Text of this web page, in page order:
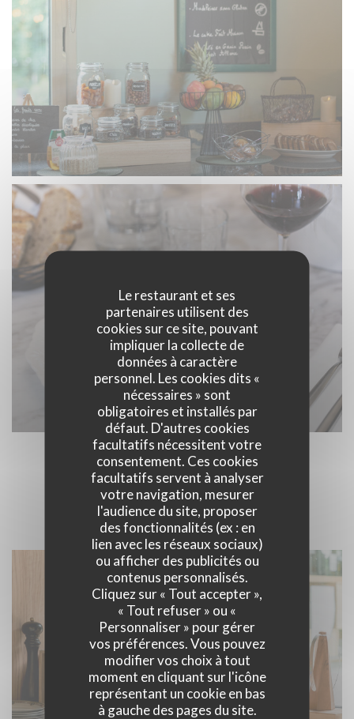
Le restaurant et ses
partenaires utilisent des
cookies sur ce site, pouvant
impliquer la collecte de
données à caractère
personnel. Les cookies dits «
nécessaires » sont
obligatoires et installés par
défaut. D'autres cookies
facultatifs nécessitent votre
consentement. Ces cookies
facultatifs servent à analyser
votre navigation, mesurer
l'audience du site, proposer
des fonctionnalités (ex : en
lien avec les réseaux sociaux)
ou afficher des publicités ou
contenus personnalisés.
Cliquez sur « Tout accepter »,
« Tout refuser » ou «
Personnaliser » pour gérer
vos préférences. Vous pouvez
modifier vos choix à tout
moment en cliquant sur l'icône
représentant un cookie en bas
à gauche des pages du site.
DINER LIVE & BRUNCH